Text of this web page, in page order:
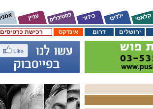
רכישת כרטיסים אינדקס דרום ירושלים